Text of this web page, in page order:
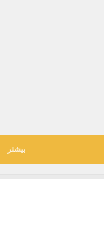
بیشتر